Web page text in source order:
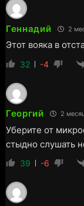
Геннадий 2
Этот вояка в
32 -4
Георгий 2
Уберите от
стыдно слушать
39 -6